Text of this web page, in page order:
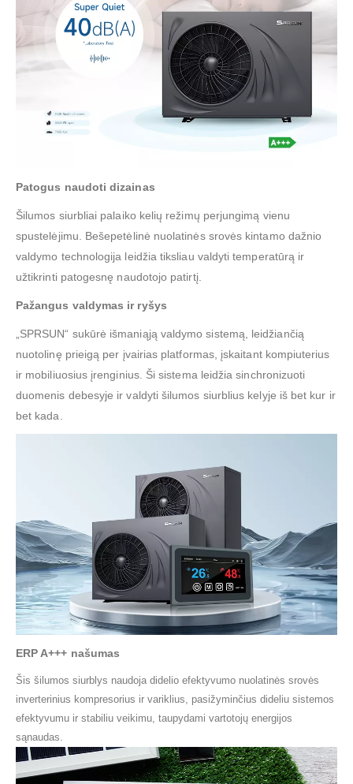
Patogus naudoti dizainas
Šilumos siurbliai palaiko kelių režimų perjungimą vienu
spustelėjimu. Bešepetėlinė nuolatinės srovės kintamo dažnio
valdymo technologija leidžia tiksliau valdyti temperatūrą ir
užtikrinti patogesnę naudotojo patirtį.
Pažangus valdymas ir ryšys
„SPRSUN“ sukūrė išmaniąją valdymo sistemą, leidžiančią
nuotolinę prieigą per įvairias platformas, įskaitant kompiuterius
ir mobiliuosius įrenginius. Ši sistema leidžia sinchronizuoti
duomenis debesyje ir valdyti šilumos siurblius kelyje iš bet kur ir
bet kada.
ERP A+++ našumas
Šis šilumos siurblys naudoja didelio efektyvumo nuolatinės srovės
inverterinius kompresorius ir variklius, pasižyminčius dideliu sistemos
efektyvumu ir stabiliu veikimu, taupydami vartotojų energijos
sąnaudas.